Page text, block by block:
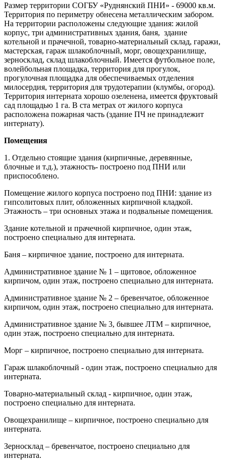
Размер территории СОГБУ «Руднянский ПНИ» - 69000 кв.м.
Территория по периметру обнесена металлическим забором.
На территории расположены следующие здания: жилой
корпус, три административных здания, баня, здание
котельной и прачечной, товарно-материальный склад, гаражи,
мастерская, гараж шлакоблочный, морг, овощехранилище,
зерносклад, склад шлакоблочный. Имеется футбольное поле,
волейбольная площадка, территория для прогулок,
прогулочная площадка для обеспечиваемых отделения
милосердия, территория для трудотерапии (клумбы, огород).
Территория интерната хорошо озеленена, имеется фруктовый
сад площадью 1 га. В ста метрах от жилого корпуса
расположена пожарная часть (здание ПЧ не принадлежит
интернату).
Помещения
1. Отдельно стоящие здания (кирпичные, деревянные,
блочные и т.д.), этажность- построено под ПНИ или
приспособлено.
Помещение жилого корпуса построено под ПНИ: здание из
гипсолитовых плит, обложенных кирпичной кладкой.
Этажность – три основных этажа и подвальные помещения.
Здание котельной и прачечной кирпичное, один этаж,
построено специально для интерната.
Баня – кирпичное здание, построено для интерната.
Административное здание № 1 – щитовое, обложенное
кирпичом, один этаж, построено специально для интерната.
Административное здание № 2 – бревенчатое, обложенное
кирпичом, один этаж, построено специально для интерната.
Административное здание № 3, бывшее ЛТМ – кирпичное,
один этаж, построено специально для интерната.
Морг – кирпичное, построено специально для интерната.
Гараж шлакоблочный - один этаж, построено специально для
интерната.
Товарно-материальный склад - кирпичное, один этаж,
построено специально для интерната.
Овощехранилище – кирпичное, построено специально для
интерната.
Зерносклад – бревенчатое, построено специально для
интерната.